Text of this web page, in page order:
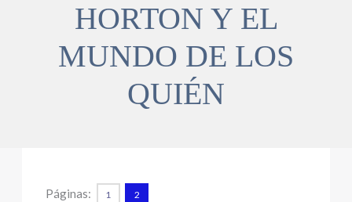
HORTON Y EL
MUNDO DE LOS
QUIÉN
Páginas: 1 2